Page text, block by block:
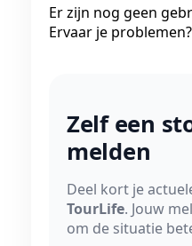
Er zijn nog geen
Ervaar je
Zelf een
melden
Deel kort je
TourLife. Jouw
om de situatie